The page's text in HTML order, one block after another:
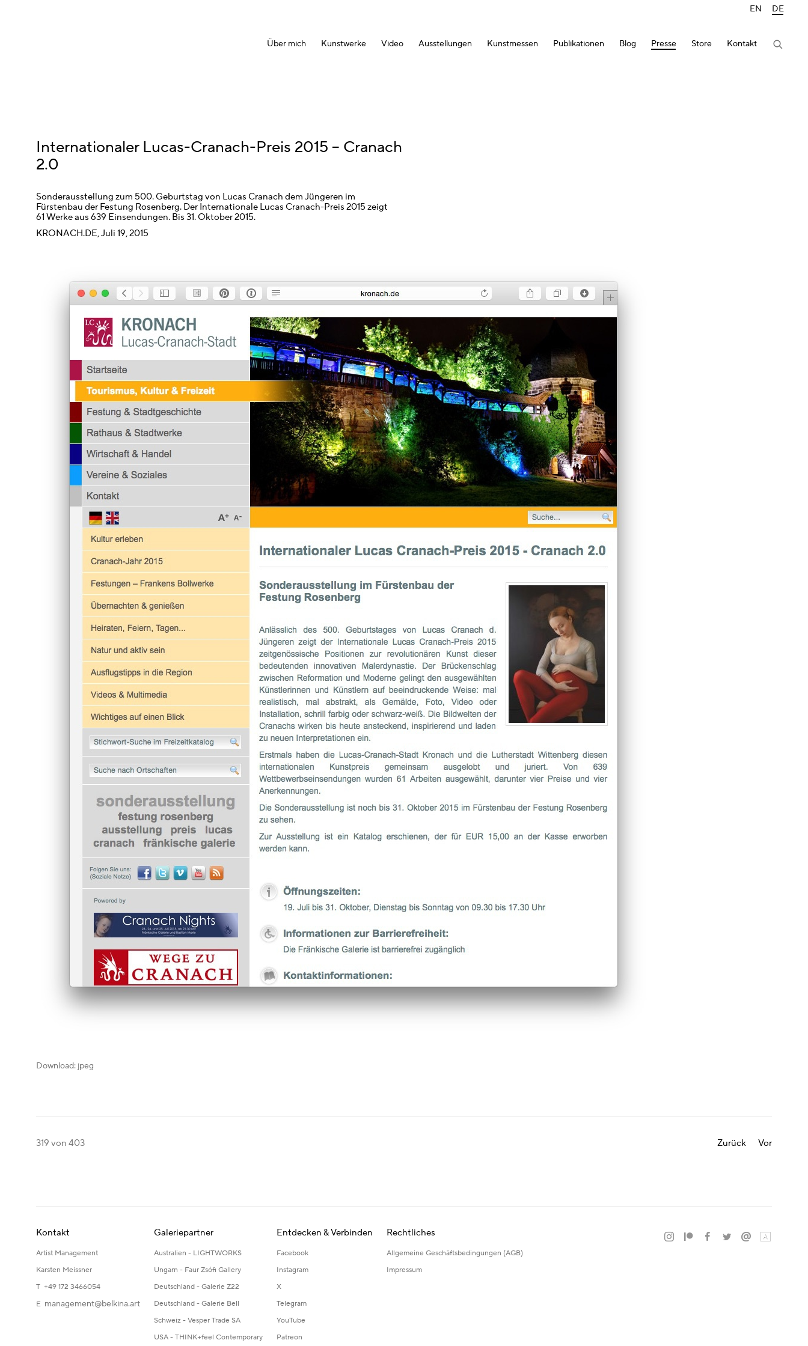
Über mich Kunstwerke Video Ausstellungen Kunstmessen Publikationen Blog Presse Store Kontakt
EN DE
Internationaler Lucas-Cranach-Preis 2015 – Cranach
2.0
Sonderausstellung zum 500. Geburtstag von Lucas Cranach dem Jüngeren im
Fürstenbau der Festung Rosenberg. Der Internationale Lucas Cranach-Preis 2015 zeigt
61 Werke aus 639 Einsendungen. Bis 31. Oktober 2015.
KRONACH.DE, Juli 19, 2015
Download: jpeg
Zurück Vor
319 von 403
Kontakt
Artist Management
Karsten Meissner
T +49 172 3466054
E management@belkina.art
Galeriepartner
Australien - LIGHTWORKS
Ungarn - Faur Zsófi Gallery
Deutschland - Galerie Z22
Deutschland - Galerie Bell
Schweiz - Vesper Trade SA
USA - THINK+feel Contemporary
Entdecken & Verbinden
Facebook
Instagram
X
Telegram
YouTube
Patreon
Rechtliches
Allgemeine Geschäftsbedingungen (AGB)
Impressum